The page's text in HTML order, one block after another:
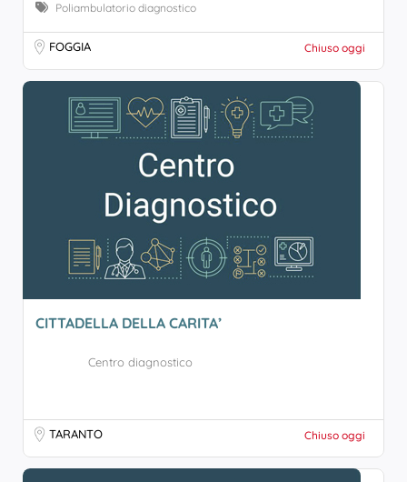
Poliambulatorio diagnostico
FOGGIA Chiuso oggi
CITTADELLA DELLA CARITA’
Centro diagnostico
TARANTO Chiuso oggi